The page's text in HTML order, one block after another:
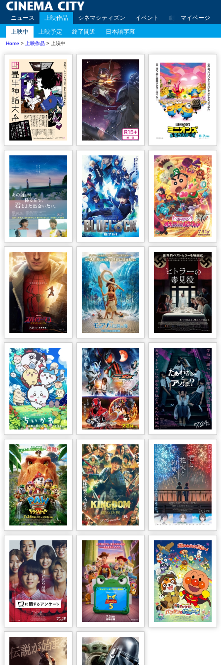
ニュース 上映作品 シネマシティズン イベント 劇場案内 アク
マイページ
上映中
上映予定 終了間近 日本語字幕
Home > 上映作品 > 上映中